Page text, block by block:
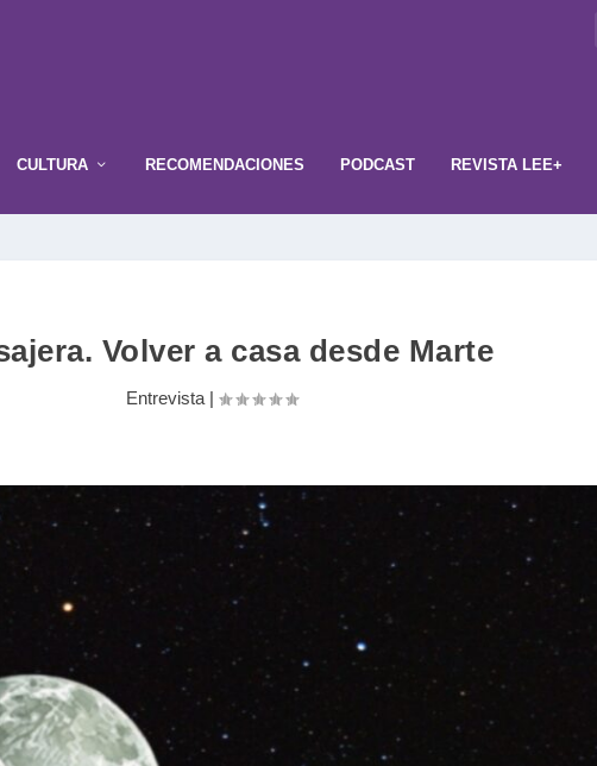
CULTURA RECOMENDACIONES PODCAST REVISTA LEE+
Volver a casa desde Marte
Entrevista |